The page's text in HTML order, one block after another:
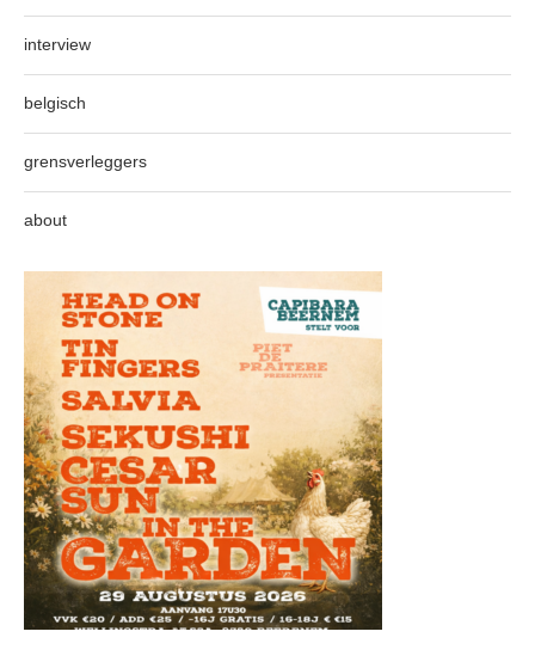
interview
belgisch
grensverleggers
about